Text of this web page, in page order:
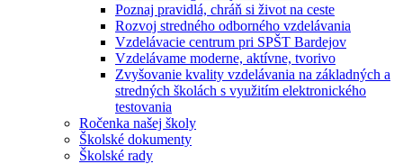
Poznaj pravidlá, chráň si život na ceste
Rozvoj stredného odborného vzdelávania
Vzdelávacie centrum pri SPŠT Bardejov
Vzdelávame moderne, aktívne, tvorivo
Zvyšovanie kvality vzdelávania na základných a
stredných školách s využitím elektronického
testovania
Ročenka našej školy
Školské dokumenty
Školské rady